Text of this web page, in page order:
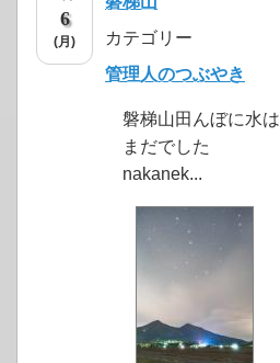
6
(月)
カテゴリー
管理人のつぶやき
磐梯山田んぼに水は
まだでした
nakanek...